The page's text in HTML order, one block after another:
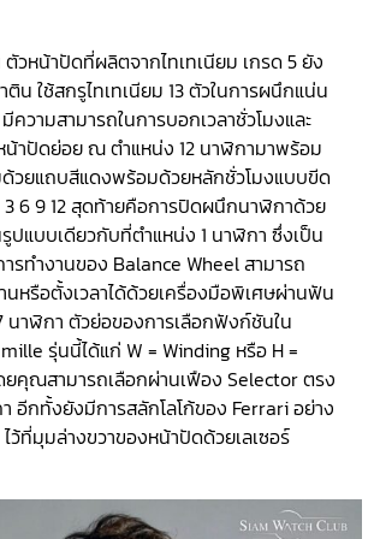
วหน้าปัดที่ผลิตจากไทเทเนียม เกรด 5 ยัง
น ใช้สกรูไทเทเนียม 13 ตัวในการผนึกแน่น
ความสามารถในการบอกเวลาชั่วโมงและ
าปัดย่อย ณ ตำแหน่ง 12 นาฬิกามาพร้อม
วยแถบสีแดงพร้อมด้วยหลักชั่วโมงแบบขีด
3 6 9 12 สุดท้ายคือการปิดผนึกนาฬิกาด้วย
ปแบบเดียวกับที่ตำแหน่ง 1 นาฬิกา ซึ่งเป็น
รทำงานของ Balance Wheel สามารถ
นหรือตั้งเวลาได้ด้วยเครื่องมือพิเศษผ่านฟัน
นาฬิกา ตัวย่อของการเลือกฟังก์ชันใน
รุ่นนี้ได้แก่ W = Winding หรือ H =
ยคุณสามารถเลือกผ่านเฟือง Selector ตรง
อีกทั้งยังมีการสลักโลโก้ของ Ferrari อย่าง
ว้ที่มุมล่างขวาของหน้าปัดด้วยเลเซอร์